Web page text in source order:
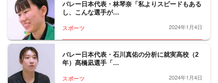
バレー日本代表・林琴奈「私よりスピードもある
し、こんな選手が…
スポーツ 2024年1月4日
バレー日本代表・石川真佑の分析に就実高校（2
年）髙橋凪選手「…
スポーツ 2024年1月4日